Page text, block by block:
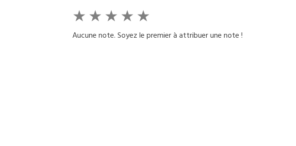
★★★★★
Aucune note. Soyez le premier à attribuer une note !